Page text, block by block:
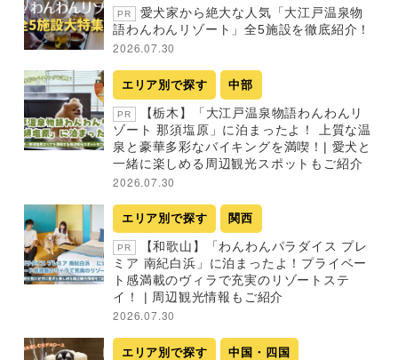
PR
愛犬家から絶大な人気「大江戸温泉物
語わんわんリゾート」全5施設を徹底紹介！
2026.07.30
エリア別で探す 中部
PR
【栃木】「大江戸温泉物語わんわんリ
ゾート 那須塩原」に泊まったよ！ 上質な温
泉と豪華多彩なバイキングを満喫！| 愛犬と
一緒に楽しめる周辺観光スポットもご紹介
2026.07.30
エリア別で探す 関西
PR
【和歌山】「わんわんパラダイス プレ
ミア 南紀白浜」に泊まったよ！プライベー
ト感満載のヴィラで充実のリゾートステ
イ！ | 周辺観光情報もご紹介
2026.07.30
エリア別で探す 中国・四国